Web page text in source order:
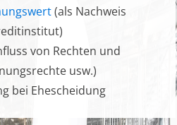
(als Nachweis
von Rechten und
usw.)
bei Ehescheidung